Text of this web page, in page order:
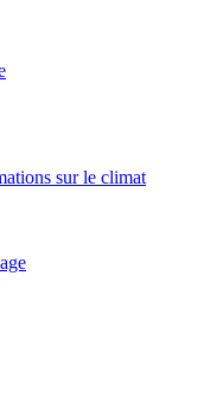
sur le climat